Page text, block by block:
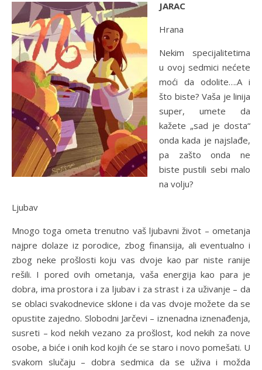
JARAC
Hrana
Nekim specijalitetima
u ovoj sedmici nećete
moći da odolite….A i
što biste? Vaša je linija
super, umete da
kažete „sad je dosta“
onda kada je najslađe,
pa zašto onda ne
biste pustili sebi malo
na volju?
Ljubav
Mnogo toga ometa trenutno vaš ljubavni život – ometanja
najpre dolaze iz porodice, zbog finansija, ali eventualno i
zbog neke prošlosti koju vas dvoje kao par niste ranije
rešili. I pored ovih ometanja, vaša energija kao para je
dobra, ima prostora i za ljubav i za strast i za uživanje – da
se oblaci svakodnevice sklone i da vas dvoje možete da se
opustite zajedno. Slobodni Jarčevi – iznenadna iznenađenja,
susreti – kod nekih vezano za prošlost, kod nekih za nove
osobe, a biće i onih kod kojih će se staro i novo pomešati. U
svakom slučaju – dobra sedmica da se uživa i možda